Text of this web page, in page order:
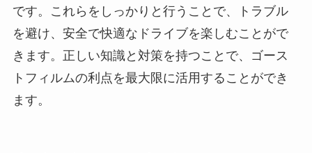
です。これらをしっかりと行うことで、トラブル
を避け、安全で快適なドライブを楽しむことがで
きます。正しい知識と対策を持つことで、ゴース
トフィルムの利点を最大限に活用することができ
ます。